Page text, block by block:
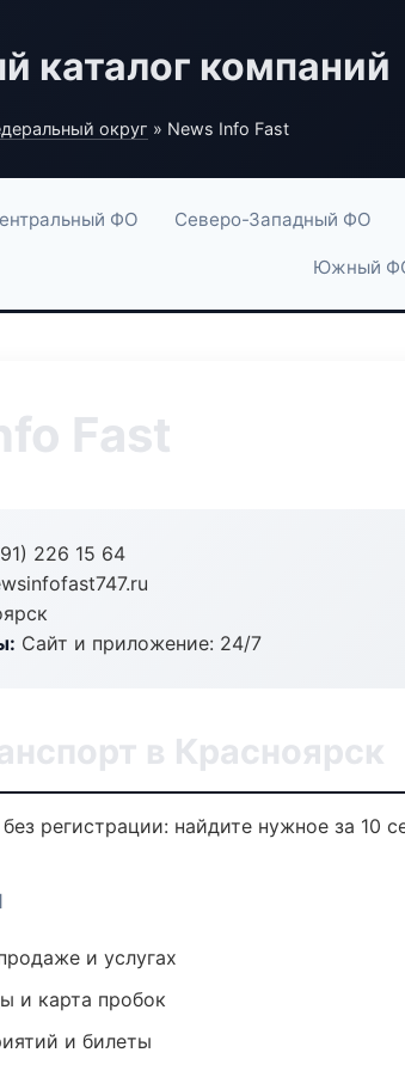
каталог компаний
округ » News Info Fast
ФО Северо-Западный ФО
Южный
Fast
226 15 64
Сайт и приложение: 24/7
в Красноярск
регистрации: найдите нужное за 10
и услугах
и карта пробок
и билеты